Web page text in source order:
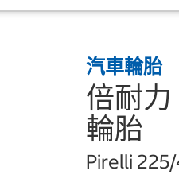
汽車輪胎
倍耐力
輪胎
Pirelli 225/